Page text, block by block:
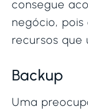
consegue
negócio,
recursos que
Backup
Uma